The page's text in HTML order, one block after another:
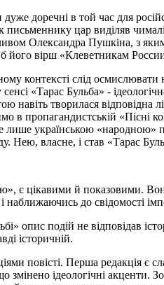
дуже доречні в той час для
цар виділяв
Олександра Пушкіна, з яким
вірш «Клеветникам
контексті слід
«Тарас Бульба» -
навіть творилася
в пропагандистській «Пісні
лише українською
Нею, власне, і став «Тарас
є цікавими й показовими.
наближаючись до свідомості
опис подій не відповідав
історичній.
повісті. Перша редакція
змінено ідеологічні